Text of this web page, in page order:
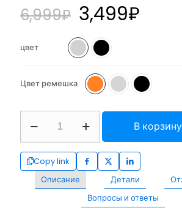
на основе
опроса
6,999₽ 3,499₽
цвет
Цвет ремешка
В корзину
Copy link
Описание
Детали
Вопросы и ответы